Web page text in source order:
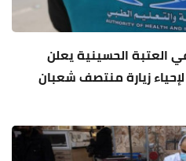
العتبة الحسينية يعلن
زيارة منتصف شعبان